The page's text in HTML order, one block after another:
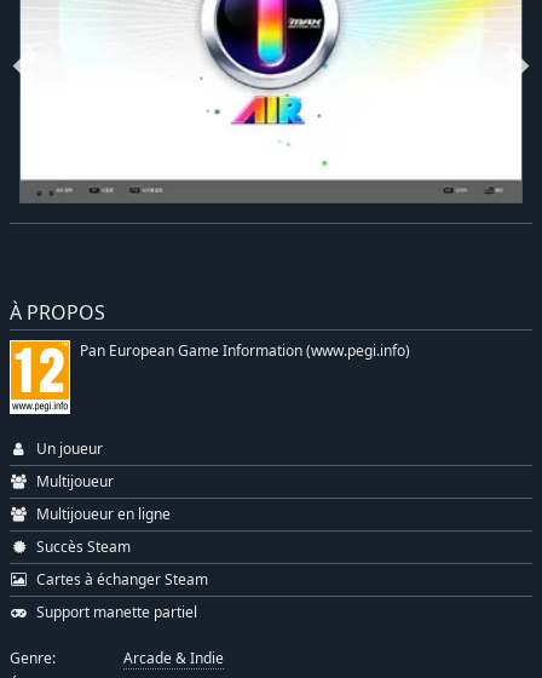
À PROPOS
Pan European Game Information (www.pegi.info)
Un joueur
Multijoueur
Multijoueur en ligne
Succès Steam
Cartes à échanger Steam
Support manette partiel
Genre:
Arcade & Indie